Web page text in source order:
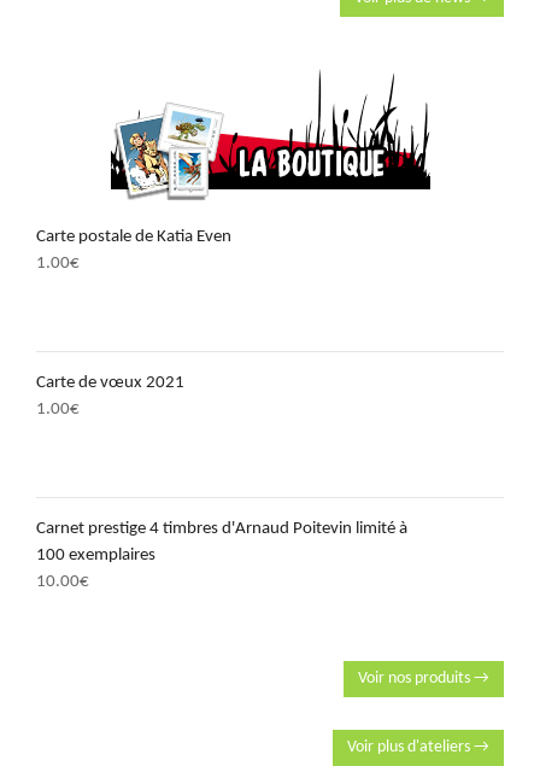
Carte postale de Katia Even
1.00€
Carte de vœux 2021
1.00€
Carnet prestige 4 timbres d'Arnaud Poitevin limité à
100 exemplaires
10.00€
Voir nos produits →
Voir plus d'ateliers →